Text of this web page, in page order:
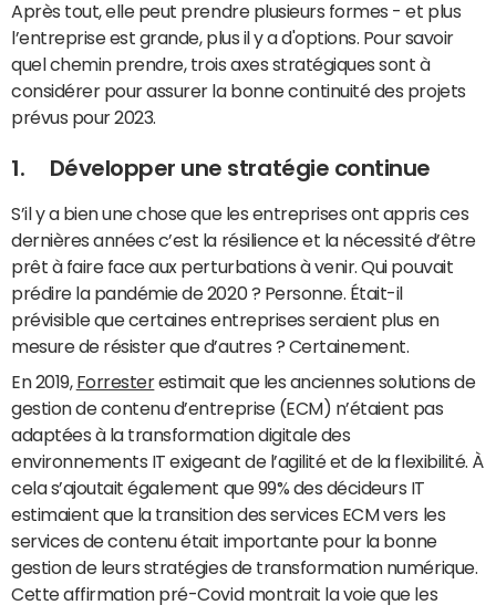
Après tout, elle peut prendre plusieurs formes - et plus
l’entreprise est grande, plus il y a d'options. Pour savoir
quel chemin prendre, trois axes stratégiques sont à
considérer pour assurer la bonne continuité des projets
prévus pour 2023.
1. Développer une stratégie continue
S’il y a bien une chose que les entreprises ont appris ces
dernières années c’est la résilience et la nécessité d’être
prêt à faire face aux perturbations à venir. Qui pouvait
prédire la pandémie de 2020 ? Personne. Était-il
prévisible que certaines entreprises seraient plus en
mesure de résister que d’autres ? Certainement.
En 2019, Forresterestimait que les anciennes solutions de
gestion de contenu d’entreprise (ECM) n’étaient pas
adaptées à la transformation digitale des
environnements IT exigeant de l’agilité et de la flexibilité. À
cela s’ajoutait également que 99% des décideurs IT
estimaient que la transition des services ECM vers les
services de contenu était importante pour la bonne
gestion de leurs stratégies de transformation numérique.
Cette affirmation pré-Covid montrait la voie que les